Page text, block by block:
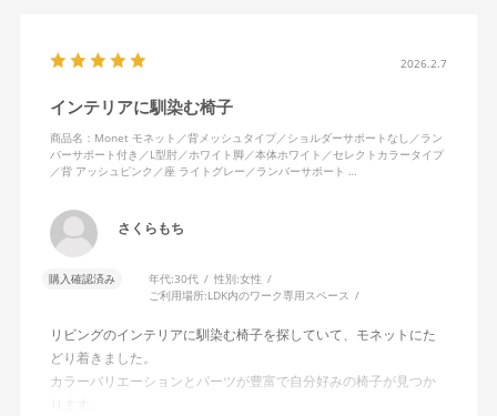
2026.2.7
インテリアに馴染む椅子
商品名：Monet モネット／背メッシュタイプ／ショルダーサポートなし／ラン
バーサポート付き／L型肘／ホワイト脚／本体ホワイト／セレクトカラータイプ
／背 アッシュピンク／座 ライトグレー／ランバーサポート …
さくらもち
購入確認済み 年代:30代 性別:女性
ご利用場所:LDK内のワーク専用スペース
リビングのインテリアに馴染む椅子を探していて、モネットにた
どり着きました。
カラーバリエーションとパーツが豊富で自分好みの椅子が見つか